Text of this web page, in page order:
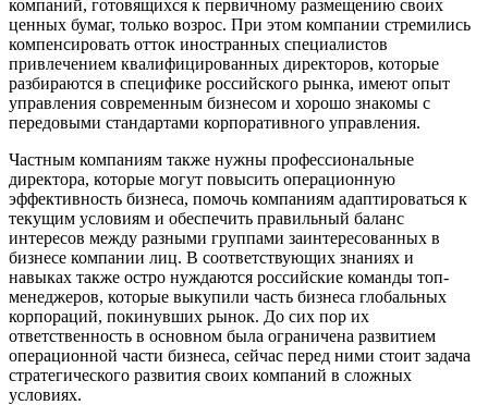
компаний, готовящихся к первичному размещению своих
ценных бумаг, только возрос. При этом компании стремились
компенсировать отток иностранных специалистов
привлечением квалифицированных директоров, которые
разбираются в специфике российского рынка, имеют опыт
управления современным бизнесом и хорошо знакомы с
передовыми стандартами корпоративного управления.
Частным компаниям также нужны профессиональные
директора, которые могут повысить операционную
эффективность бизнеса, помочь компаниям адаптироваться к
текущим условиям и обеспечить правильный баланс
интересов между разными группами заинтересованных в
бизнесе компании лиц. В соответствующих знаниях и
навыках также остро нуждаются российские команды топ-
менеджеров, которые выкупили часть бизнеса глобальных
корпораций, покинувших рынок. До сих пор их
ответственность в основном была ограничена развитием
операционной части бизнеса, сейчас перед ними стоит задача
стратегического развития своих компаний в сложных
условиях.